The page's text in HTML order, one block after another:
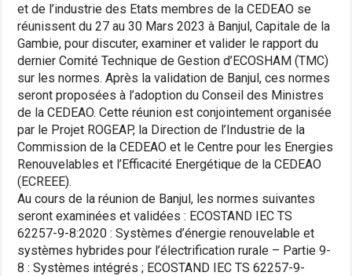
et de l’industrie des Etats membres de la CEDEAO se
réunissent du 27 au 30 Mars 2023 à Banjul, Capitale de la
Gambie, pour discuter, examiner et valider le rapport du
dernier Comité Technique de Gestion d’ECOSHAM (TMC)
sur les normes. Après la validation de Banjul, ces normes
seront proposées à l’adoption du Conseil des Ministres
de la CEDEAO. Cette réunion est conjointement organisée
par le Projet ROGEAP, la Direction de l’Industrie de la
Commission de la CEDEAO et le Centre pour les Energies
Renouvelables et l’Efficacité Energétique de la CEDEAO
(ECREEE).
Au cours de la réunion de Banjul, les normes suivantes
seront examinées et validées : ECOSTAND IEC TS
62257-9-8:2020 : Systèmes d’énergie renouvelable et
systèmes hybrides pour l’électrification rurale – Partie 9-
8 : Systèmes intégrés ; ECOSTAND IEC TS 62257-9-